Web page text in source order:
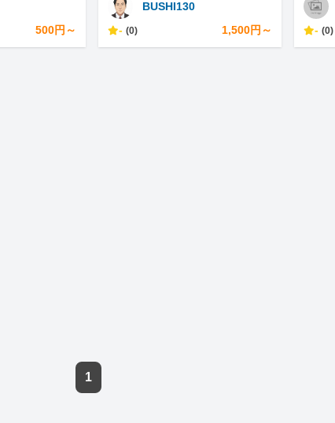
500円～
BUSHI130
- (0) 1,500円～
- (0)
1